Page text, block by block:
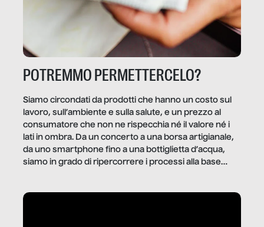
POTREMMO PERMETTERCELO?
Siamo circondati da prodotti che hanno un costo sul
lavoro, sull’ambiente e sulla salute, e un prezzo al
consumatore che non ne rispecchia né il valore né i
lati in ombra. Da un concerto a una borsa artigianale,
da uno smartphone fino a una bottiglietta d’acqua,
siamo in grado di ripercorrere i processi alla base
dietro gli oggetti e i servizi che fanno la nostra vita